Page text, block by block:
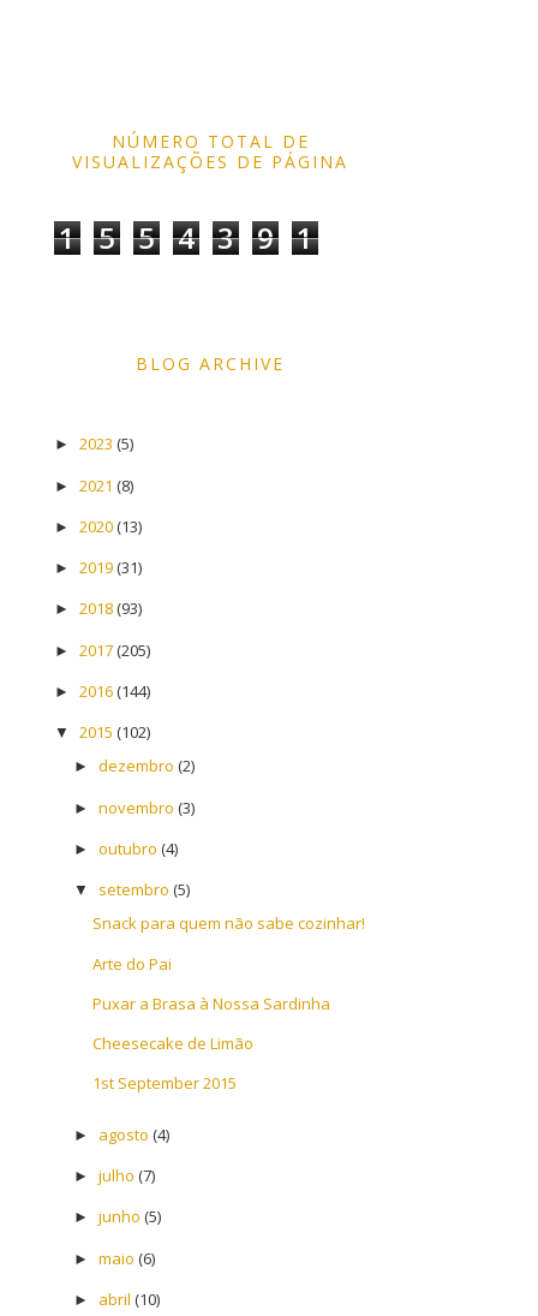
NÚMERO TOTAL DE
VISUALIZAÇÕES DE PÁGINA
1 5 5 4 3 9 1
BLOG ARCHIVE
► 2023 (5)
► 2021 (8)
► 2020(13)
► 2019(31)
► 2018(93)
► 2017(205)
► 2016(144)
▼ 2015 (102)
► dezembro (2)
► novembro (3)
► outubro (4)
▼ setembro (5)
Snack para quem não sabe cozinhar!
Arte do Pai
Puxar a Brasa à Nossa Sardinha
Cheesecake de Limão
1st September 2015
► agosto (4)
► julho (7)
► junho (5)
► maio (6)
► abril (10)